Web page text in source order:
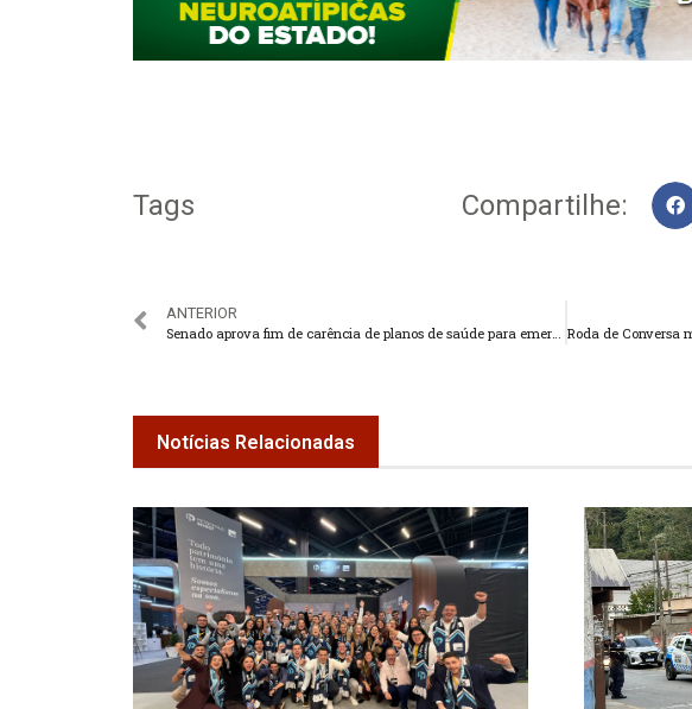
Tags Compartilhe:
ANTERIOR
Senado aprova fim de carência de planos de saúde para emergência
Notícias Relacionadas